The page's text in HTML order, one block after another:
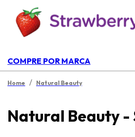
COMPRE POR MARCA
Home / Natural Beauty
Natural Beauty -